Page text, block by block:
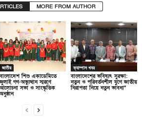
MORE FROM AUTHOR
জাতীয়
শিশু একাডেমিতে
গণ-অভ্যুত্থান স্মরণে
সভা ও সাংস্কৃতিক
ক্যাম্পাস খবর
বাংলাদেশের ভবিষ্যৎ সুরক্ষা:
নতুন ও পরিবর্তনশীল যুগে জাতীয়
নিরাপত্তা নিয়ে নতুন ভাবনা”